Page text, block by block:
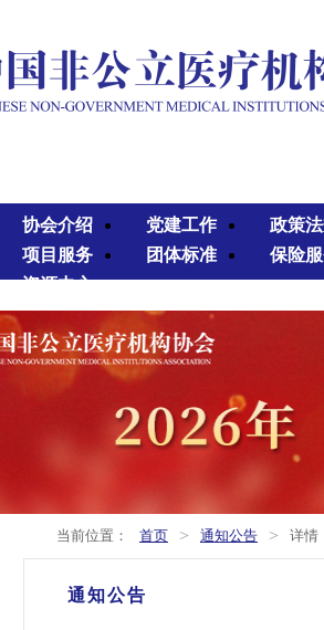
协会介绍 党建工作
政策
项目服务 团体标准
保险
资源中心
当前位置： 首页 > 通知公告 > 详情
通知公告